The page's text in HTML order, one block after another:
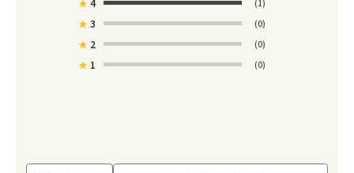
(1)
★3 (0)
★ 2 (0)
★ 1 (0)